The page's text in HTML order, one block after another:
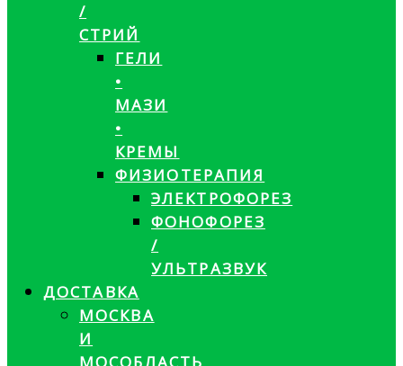
/
СТРИЙ
ГЕЛИ
•
МАЗИ
•
КРЕМЫ
ФИЗИОТЕРАПИЯ
ЭЛЕКТРОФОРЕЗ
ФОНОФОРЕЗ
/
УЛЬТРАЗВУК
ДОСТАВКА
МОСКВА
И